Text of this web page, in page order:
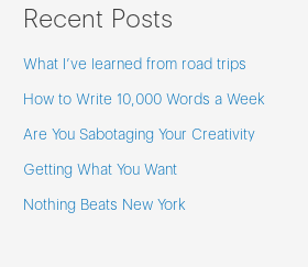
Recent Posts
What I’ve learned from road trips
How to Write 10,000 Words a Week
Are You Sabotaging Your Creativity
Getting What You Want
Nothing Beats New York